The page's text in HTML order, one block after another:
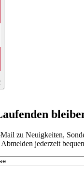
zu Neuigkeiten,
jederzeit